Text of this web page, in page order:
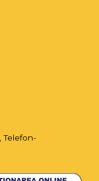
, Telefon-